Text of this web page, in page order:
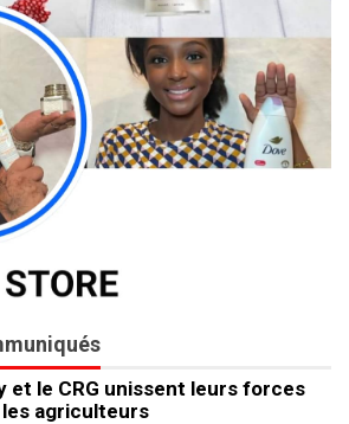
et le CRG unissent leurs forces
agriculteurs